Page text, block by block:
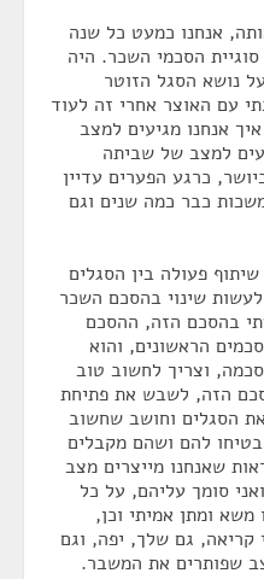
אנחנו כמעט כל שנה
הסכמי השכר. היה
נושא הסגל הזוטר
עם האוצר אחרי זה לעוד
אנחנו מגיעים למצב
למצב של שביתה
כרגע הפערים עדיין
כבר כמה שנים וגם
פעולה בין הסגלים
שינוי בהסכם השכר
בהסכם הזה, ההסכם
הראשונים, והוא
וצריך לחשוב טוב
הזה, לשבש את פתיחת
הסגלים וחושב שחשוב
להם ושהם מקבלים
שאנחנו מייצרים מצב
סומך עליהם, על כל
ומתן אמיתי וכן,
קריאה, גם שלך, יפה, וגם
שפותרים את המשבר.